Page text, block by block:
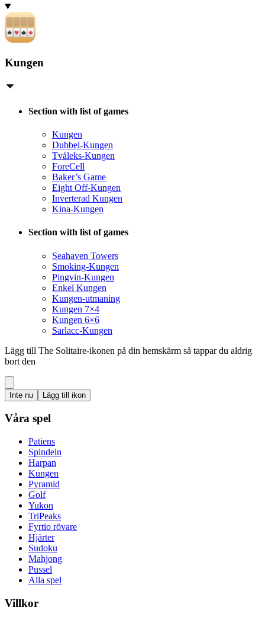
Kungen
Section with list of games
Kungen
Dubbel-Kungen
Tvåleks-Kungen
ForeCell
Baker’s Game
Eight Off-Kungen
Inverterad Kungen
Kina-Kungen
Section with list of games
Seahaven Towers
Smoking-Kungen
Pingvin-Kungen
Enkel Kungen
Kungen-utmaning
Kungen 7×4
Kungen 6×6
Sarlacc-Kungen
Lägg till The Solitaire-ikonen på din hemskärm så tappar du aldrig
bort den
Inte nu Lägg till ikon
Våra spel
Patiens
Spindeln
Harpan
Kungen
Pyramid
Golf
Yukon
TriPeaks
Fyrtio rövare
Hjärter
Sudoku
Mahjong
Pussel
Alla spel
Villkor